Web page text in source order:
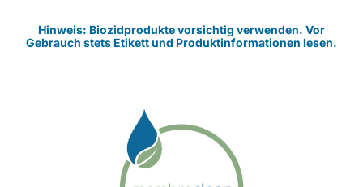
Hinweis: Biozidprodukte vorsichtig verwenden. Vor
Gebrauch stets Etikett und Produktinformationen lesen.